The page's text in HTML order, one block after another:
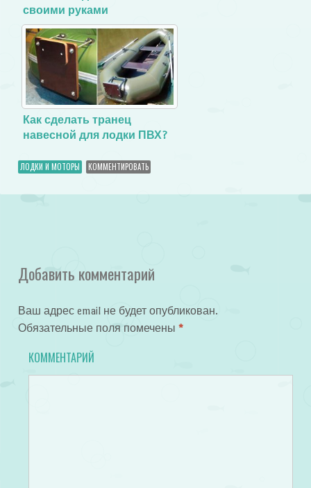
своими руками
Как сделать транец
навесной для лодки ПВХ?
ЛОДКИ И МОТОРЫ КОММЕНТИРОВАТЬ
Добавить комментарий
Ваш адрес email не будет опубликован.
Обязательные поля помечены *
КОММЕНТАРИЙ